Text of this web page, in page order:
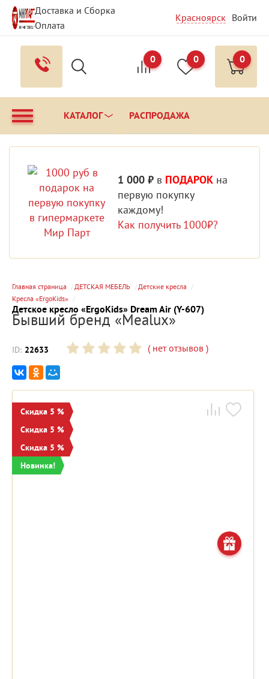
Доставка и Сборка
Оплата
Вопрос - Ответ
Контакты
Красноярск Войти
0 0 0
КАТАЛОГ РАСПРОДАЖА
1 000 ₽ в ПОДАРОК на
первую покупку
каждому!
Как получить 1000₽?
Главная страница ДЕТСКАЯ МЕБЕЛЬ
Детские кресла
Кресла «ErgoKids»
Детское кресло «ErgoKids» Dream Air (Y-607)
Бывший бренд «Mealux»
ID: 22633 (нет отзывов )
Скидка 5 %
Скидка 5 %
Скидка 5 %
Новинка!